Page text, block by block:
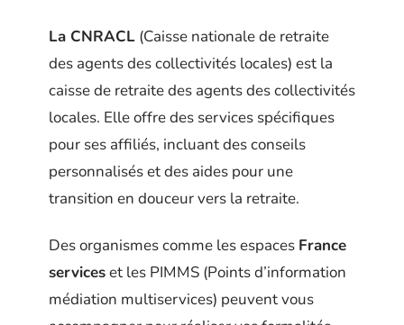
La CNRACL (Caisse nationale de retraite
des agents des collectivités locales) est la
caisse de retraite des agents des collectivités
locales. Elle offre des services spécifiques
pour ses affiliés, incluant des conseils
personnalisés et des aides pour une
transition en douceur vers la retraite.
Des organismes comme les espaces France
serviceset les PIMMS (Points d’information
médiation multiservices) peuvent vous